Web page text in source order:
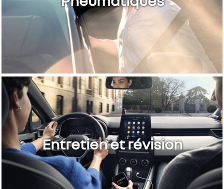
Entretien et révision